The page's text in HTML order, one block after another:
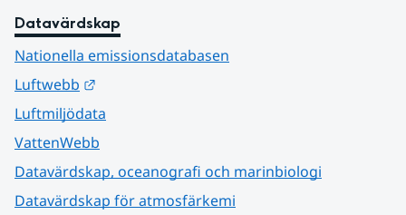
Datavärdskap
Nationella emissionsdatabasen
Luftwebb
Luftmiljödata
VattenWebb
Datavärdskap, oceanografi och marinbiologi
Datavärdskap för atmosfärkemi